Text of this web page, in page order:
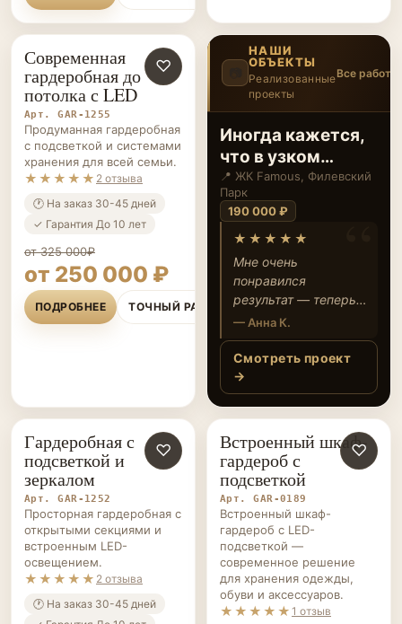
ПОДРОБНЕЕ ТОЧНЫЙ РАСЧЁТ
ГАРДЕРОБНЫЕ НА ЗАКАЗ
♡
Современная
гардеробная до
потолка с LED
Арт. GAR-1255
Продуманная гардеробная
с подсветкой и системами
хранения для всей семьи.
🕐 На заказ 30-45 дней
от 325 000₽
от 250 000 ₽
ПОДРОБНЕЕ ТОЧНЫЙ РАСЧЁТ
📷
НАШИ
ОБЪЕКТЫ
Реализованные
проекты
‹
3/12
Иногда кажется,
что в узком
пространстве
невозможно
создать удобную
гардеробную
📍 ЖК Famous, Филевский
Парк
190 000 ₽
★★★★★
Мне очень
понравился
результат — теперь у
порядок в вещах и
всё на своем месте.
Подсветка и зеркало
делают гардеробную
ящики действительно
вместительные.
Спасибо команде за
внимательность к
деталям!
— Анна К.
Смотреть проект
→
ГАРДЕРОБНЫЕ НА ЗАКАЗ
♡
Гардеробная с
подсветкой и
зеркалом
Арт. GAR-1252
Просторная гардеробная с
открытыми секциями и
встроенным LED-
освещением.
🕐 На заказ 30-45 дней
ГАРДЕРОБНЫЕ НА ЗАКАЗ
♡
Встроенный шкаф-
гардероб с
подсветкой
Арт. GAR-0189
Встроенный шкаф-
гардероб с LED-
подсветкой —
современное решение
для хранения одежды,
обуви и аксессуаров.